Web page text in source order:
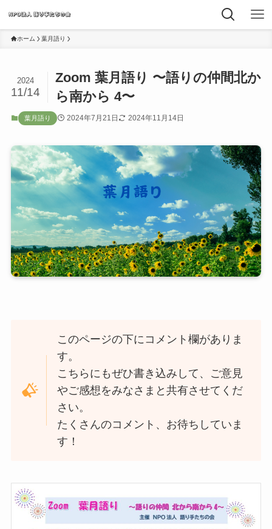
ホーム 葉月語り
Zoom 葉月語り 〜語りの仲間北か
ら南から 4〜
2024
11/14
葉月語り 2024年7月21日 2024年11月14日
このページの下にコメント欄がありま
す。
こちらにもぜひ書き込みして、ご意見
やご感想をみなさまと共有させてくだ
さい。
たくさんのコメント、お待ちしていま
す！